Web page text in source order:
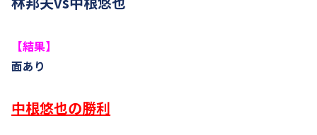
【結果】
面あり
中根悠也の勝利